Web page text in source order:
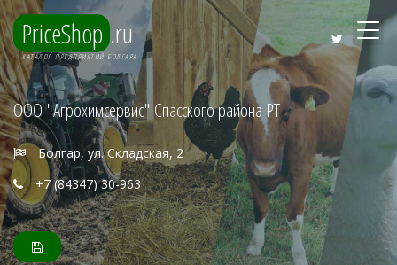
PriceShop .ru
КАТАЛОГ ПРЕДПРИЯТИЙ БОЛГАРА
ООО "Агрохимсервис" Спасского района РТ
Болгар, ул. Складская, 2
+7 (84347) 30-963